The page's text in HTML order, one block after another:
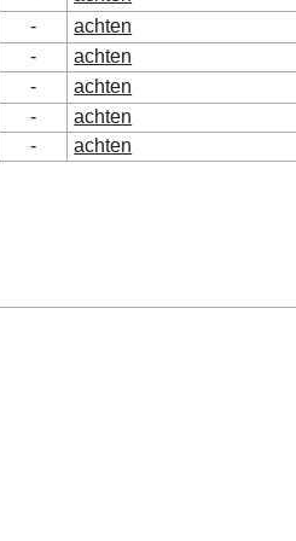
-
achten
-
achten
-
achten
-
achten
-
achten